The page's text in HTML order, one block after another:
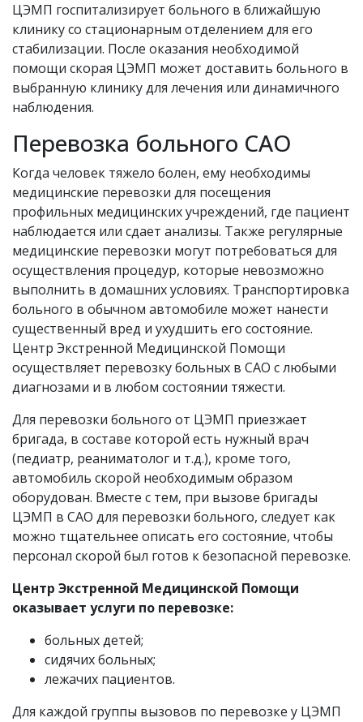
ЦЭМП госпитализирует больного в ближайшую
клинику со стационарным отделением для его
стабилизации. После оказания необходимой
помощи скорая ЦЭМП может доставить больного в
выбранную клинику для лечения или динамичного
наблюдения.
Перевозка больного САО
Когда человек тяжело болен, ему необходимы
медицинские перевозки для посещения
профильных медицинских учреждений, где пациент
наблюдается или сдает анализы. Также регулярные
медицинские перевозки могут потребоваться для
осуществления процедур, которые невозможно
выполнить в домашних условиях. Транспортировка
больного в обычном автомобиле может нанести
существенный вред и ухудшить его состояние.
Центр Экстренной Медицинской Помощи
осуществляет перевозку больных в САО с любыми
диагнозами и в любом состоянии тяжести.
Для перевозки больного от ЦЭМП приезжает
бригада, в составе которой есть нужный врач
(педиатр, реаниматолог и т.д.), кроме того,
автомобиль скорой необходимым образом
оборудован. Вместе с тем, при вызове бригады
ЦЭМП в САО для перевозки больного, следует как
можно тщательнее описать его состояние, чтобы
персонал скорой был готов к безопасной перевозке.
Центр Экстренной Медицинской Помощи
оказывает услуги по перевозке:
больных детей;
сидячих больных;
лежачих пациентов.
Для каждой группы вызовов по перевозке у ЦЭМП